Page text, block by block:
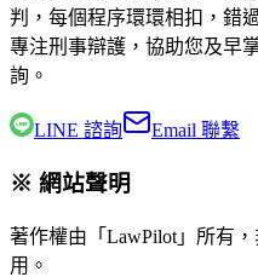
判，每個程序環環相扣，錯
專注刑事辯護，協助您及早
詢。
LINE 諮詢 Email 聯繫
※ 網站聲明
著作權由「LawPilot」所有
用。